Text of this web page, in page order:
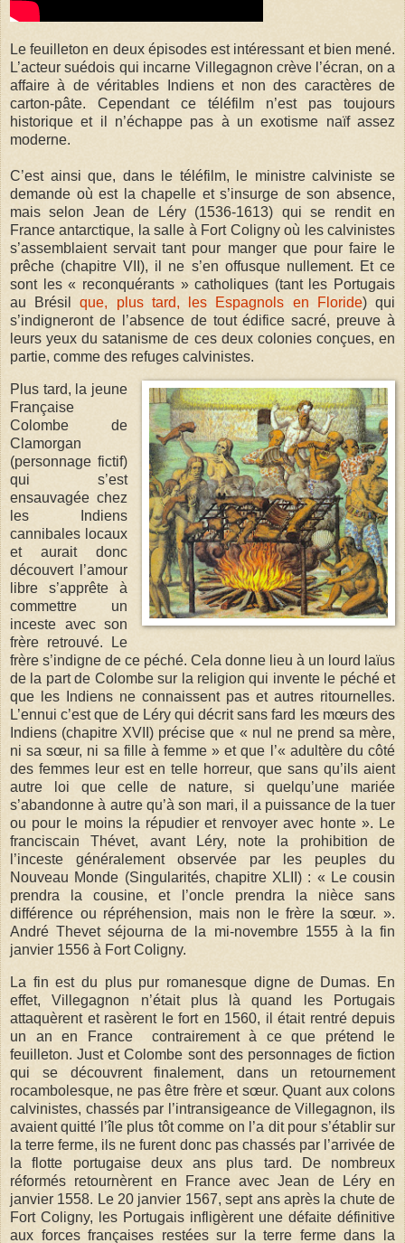
Le feuilleton en deux épisodes est intéressant et bien mené.
L’acteur suédois qui incarne Villegagnon crève l’écran, on a
affaire à de véritables Indiens et non des caractères de
carton-pâte. Cependant ce téléfilm n’est pas toujours
historique et il n’échappe pas à un exotisme naïf assez
moderne.
C’est ainsi que, dans le téléfilm, le ministre calviniste se
demande où est la chapelle et s’insurge de son absence,
mais selon Jean de Léry (1536-1613) qui se rendit en
France antarctique, la salle à Fort Coligny où les calvinistes
s’assemblaient servait tant pour manger que pour faire le
prêche (chapitre VII), il ne s’en offusque nullement. Et ce
sont les « reconquérants » catholiques (tant les Portugais
au Brésilque, plus tard, les Espagnols en Floride) qui
s’indigneront de l’absence de tout édifice sacré, preuve à
leurs yeux du satanisme de ces deux colonies conçues, en
partie, comme des refuges calvinistes.
Plus tard, la jeune
Française
Colombe de
Clamorgan
(personnage fictif)
qui s’est
ensauvagée chez
les Indiens
cannibales locaux
et aurait donc
découvert l’amour
libre s’apprête à
commettre un
inceste avec son
frère retrouvé. Le
frère s’indigne de ce péché. Cela donne lieu à un lourd laïus
de la part de Colombe sur la religion qui invente le péché et
que les Indiens ne connaissent pas et autres ritournelles.
L’ennui c’est que de Léry qui décrit sans fard les mœurs des
Indiens (chapitre XVII) précise que « nul ne prend sa mère,
ni sa sœur, ni sa fille à femme » et que l’« adultère du côté
des femmes leur est en telle horreur, que sans qu’ils aient
autre loi que celle de nature, si quelqu’une mariée
s’abandonne à autre qu’à son mari, il a puissance de la tuer
ou pour le moins la répudier et renvoyer avec honte ». Le
franciscain Thévet, avant Léry, note la prohibition de
l’inceste généralement observée par les peuples du
Nouveau Monde (Singularités, chapitre XLII) : « Le cousin
prendra la cousine, et l’oncle prendra la nièce sans
différence ou répréhension, mais non le frère la sœur. ».
André Thevet séjourna de la mi-novembre 1555 à la fin
janvier 1556 à Fort Coligny.
La fin est du plus pur romanesque digne de Dumas. En
effet, Villegagnon n’était plus là quand les Portugais
attaquèrent et rasèrent le fort en 1560, il était rentré depuis
un an en France contrairement à ce que prétend le
feuilleton. Just et Colombe sont des personnages de fiction
qui se découvrent finalement, dans un retournement
rocambolesque, ne pas être frère et sœur. Quant aux colons
calvinistes, chassés par l’intransigeance de Villegagnon, ils
avaient quitté l’île plus tôt comme on l’a dit pour s’établir sur
la terre ferme, ils ne furent donc pas chassés par l’arrivée de
la flotte portugaise deux ans plus tard. De nombreux
réformés retournèrent en France avec Jean de Léry en
janvier 1558. Le 20 janvier 1567, sept ans après la chute de
Fort Coligny, les Portugais infligèrent une défaite définitive
aux forces françaises restées sur la terre ferme dans la